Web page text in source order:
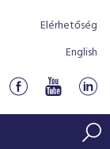
Elérhetőség
English